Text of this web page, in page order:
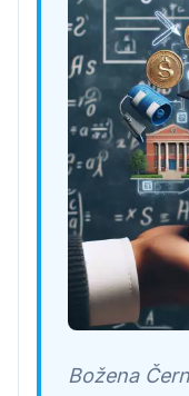
Božena